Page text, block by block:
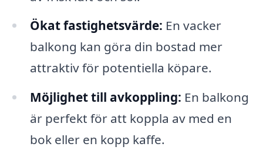
Ökat fastighetsvärde: En vacker
balkong kan göra din bostad mer
attraktiv för potentiella köpare.
Möjlighet till avkoppling: En balkong
är perfekt för att koppla av med en
bok eller en kopp kaffe.